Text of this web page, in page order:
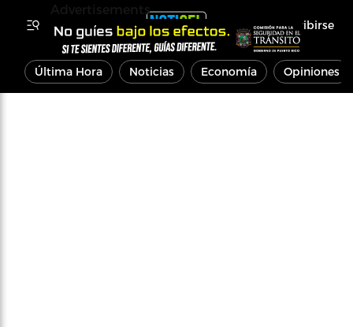
Inscribirse
Última Hora Noticias Economía Opiniones
Advertisements